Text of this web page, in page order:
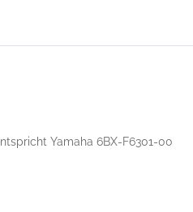
Yamaha 6BX-F6301-00